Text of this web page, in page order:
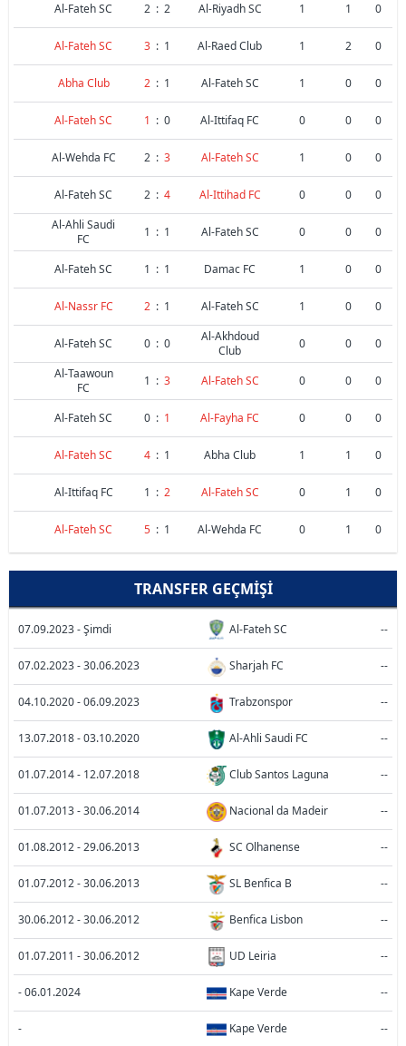
Al-Fateh SC 2 : 2 Al-Riyadh SC 1 1 0
Al-Fateh SC 3 : 1 Al-Raed Club 1 2 0
Abha Club 2 : 1 Al-Fateh SC 1 0 0
Al-Fateh SC 1 : 0 Al-Ittifaq FC 0 0 0
Al-Wehda FC 2 : 3 Al-Fateh SC 1 0 0
Al-Fateh SC 2 : 4 Al-Ittihad FC 0 0
0
Al-Ahli Saudi
FC
1 : 1 Al-Fateh SC 0 0 0
Al-Fateh SC 1 : 1 Damac FC 1 0 0
Al-Nassr FC 2 : 1 Al-Fateh SC 1 0 0
Al-Fateh SC 0 : 0
Al-Akhdoud
Club
0 0
0
Al-Taawoun
FC
1 : 3 Al-Fateh SC 0 0 0
Al-Fateh SC 0 : 1 Al-Fayha FC 0 0 0
Al-Fateh SC 4 : 1 Abha Club 1 1 0
Al-Ittifaq FC 1 : 2 Al-Fateh SC 0 1 0
Al-Fateh SC 5 : 1 Al-Wehda FC 0 1 0
TRANSFER GEÇMIŞI
07.09.2023 - Şimdi Al-Fateh SC --
07.02.2023 - 30.06.2023 Sharjah FC --
04.10.2020 - 06.09.2023 Trabzonspor --
13.07.2018 - 03.10.2020 Al-Ahli Saudi FC --
01.07.2014 - 12.07.2018 Club Santos Laguna --
01.07.2013 - 30.06.2014 Nacional da Madeir --
01.08.2012 - 29.06.2013 SC Olhanense --
01.07.2012 - 30.06.2013 SL Benfica B --
30.06.2012 - 30.06.2012 Benfica Lisbon --
01.07.2011 - 30.06.2012 UD Leiria --
- 06.01.2024 Kape Verde --
- Kape Verde --